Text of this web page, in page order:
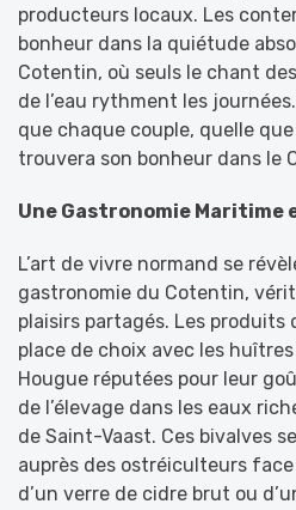
producteurs locaux. Les
bonheur dans la quiétude
Cotentin, où seuls le chant
de l’eau rythment les
que chaque couple, quelle
trouvera son bonheur dans le
Une Gastronomie Maritime
L’art de vivre normand se
gastronomie du Cotentin,
plaisirs partagés. Les produits
place de choix avec les
Hougue réputées pour leur
de l’élevage dans les eaux
de Saint-Vaast. Ces bivalves
auprès des ostréiculteurs
d’un verre de cidre brut ou